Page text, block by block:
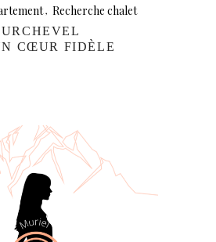
Recherche chalet
CŒUR FIDÈLE